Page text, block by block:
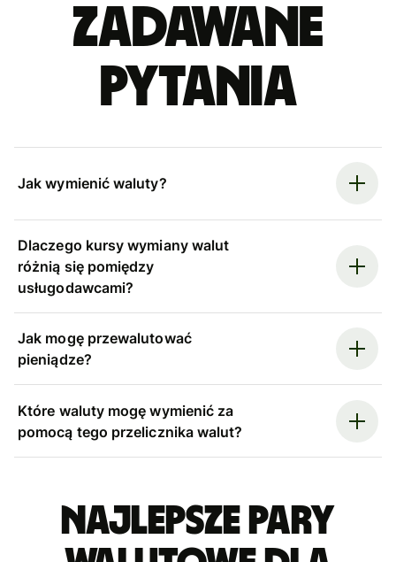
zadawane
pytania
Jak wymienić waluty?
Dlaczego kursy wymiany walut
różnią się pomiędzy
usługodawcami?
Jak mogę przewalutować
pieniądze?
Które waluty mogę wymienić za
pomocą tego przelicznika walut?
Najlepsze pary